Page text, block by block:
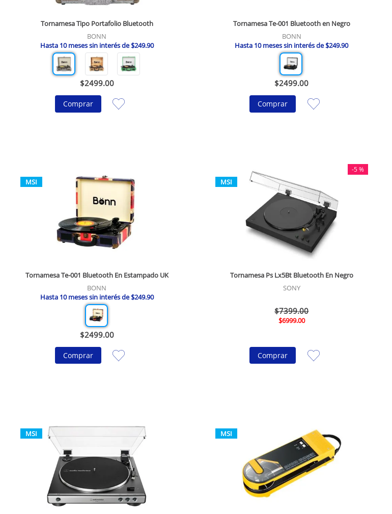
Tornamesa Tipo Portafolio Bluetooth
BONN
Hasta 10meses sin interés de$249.90
$2499.00
Comprar
Tornamesa Te-001 Bluetooth en Negro
BONN
Hasta 10meses sin interés de$249.90
$2499.00
Comprar
MSI
Tornamesa Te-001 Bluetooth En Estampado UK
BONN
Hasta 10meses sin interés de$249.90
$2499.00
Comprar
MSI
-5 %
Tornamesa Ps Lx5Bt Bluetooth En Negro
SONY
$7399.00
$6999.00
Comprar
MSI MSI